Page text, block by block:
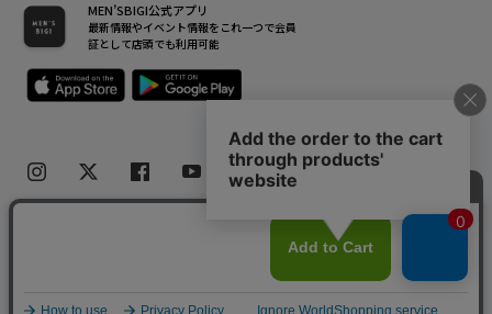
MEN’SBIGI公式アプリ
最新情報やイベント情報をこれ一つで会員
証として店頭でも利用可能